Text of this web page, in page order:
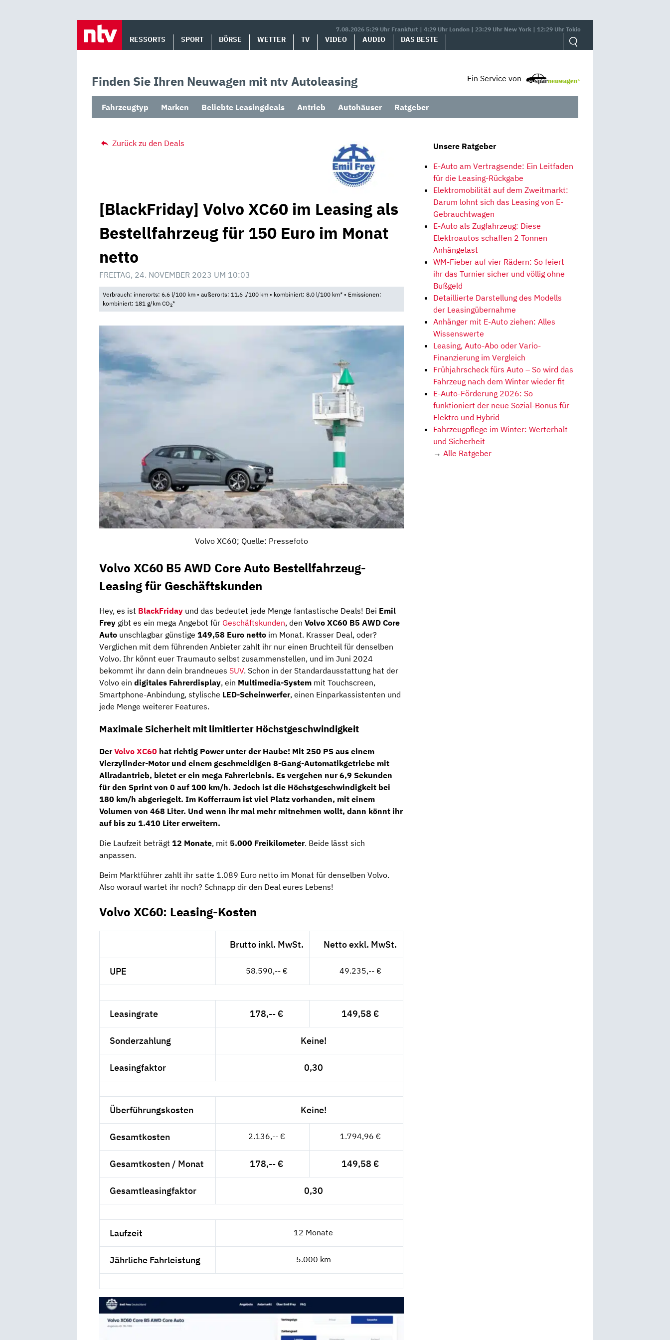
7.08.2026 5:29 Uhr Frankfurt | 4:29 Uhr London | 23:29 Uhr New York | 12:29 Uhr Tokio
RESSORTS SPORT BÖRSE WETTER TV VIDEO AUDIO DAS BESTE
Finden Sie Ihren Neuwagen mit ntv Autoleasing Ein Service von
Fahrzeugtyp Marken Beliebte Leasingdeals Antrieb Autohäuser Ratgeber
Zurück zu den Deals
[BlackFriday] Volvo XC60 im Leasing als
Bestellfahrzeug für 150 Euro im Monat
netto
FREITAG, 24. NOVEMBER 2023 UM 10:03
Verbrauch: innerorts: 6,6 l/100 km • außerorts: 11,6 l/100 km • kombiniert: 8,0 l/100 km* • Emissionen:
kombiniert: 181 g/km CO2*
Volvo XC60; Quelle: Pressefoto
Volvo XC60 B5 AWD Core Auto Bestellfahrzeug-
Leasing für Geschäftskunden
Hey, es ist BlackFriday und das bedeutet jede Menge fantastische Deals! Bei Emil
Frey gibt es ein mega Angebot für Geschäftskunden, den Volvo XC60 B5 AWD Core
Auto unschlagbar günstige 149,58 Euro netto im Monat. Krasser Deal, oder?
Verglichen mit dem führenden Anbieter zahlt ihr nur einen Bruchteil für denselben
Volvo. Ihr könnt euer Traumauto selbst zusammenstellen, und im Juni 2024
bekommt ihr dann dein brandneues SUV. Schon in der Standardausstattung hat der
Volvo ein digitales Fahrerdisplay, ein Multimedia-System mit Touchscreen,
Smartphone-Anbindung, stylische LED-Scheinwerfer, einen Einparkassistenten und
jede Menge weiterer Features.
Maximale Sicherheit mit limitierter Höchstgeschwindigkeit
DerVolvo XC60 hat richtig Power unter der Haube! Mit 250 PS aus einem
Vierzylinder-Motorund einem geschmeidigen 8-Gang-Automatikgetriebe mit
Allradantrieb, bietet er ein mega Fahrerlebnis. Es vergehen nur 6,9 Sekunden
für den Sprint von 0 auf 100 km/h. Jedoch ist die Höchstgeschwindigkeit bei
180 km/h abgeriegelt. Im Kofferraum ist viel Platz vorhanden, mit einem
Volumen von 468 Liter. Und wenn ihr mal mehr mitnehmen wollt, dann könnt ihr
auf bis zu 1.410 Liter erweitern.
Die Laufzeit beträgt 12 Monate, mit 5.000 Freikilometer. Beide lässt sich
anpassen.
Beim Marktführer zahlt ihr satte 1.089 Euro netto im Monat für denselben Volvo.
Also worauf wartet ihr noch? Schnapp dir den Deal eures Lebens!
Volvo XC60: Leasing-Kosten
Brutto inkl. MwSt. Netto exkl. MwSt.
UPE 58.590,-- € 49.235,-- €
Leasingrate 178,-- € 149,58 €
Sonderzahlung Keine!
Leasingfaktor 0,30
Überführungskosten Keine!
Gesamtkosten 2.136,-- € 1.794,96 €
Gesamtkosten / Monat 178,-- € 149,58 €
Gesamtleasingfaktor 0,30
Laufzeit 12 Monate
Jährliche Fahrleistung 5.000 km
Unsere Ratgeber
E-Auto am Vertragsende: Ein Leitfaden
für die Leasing-Rückgabe
Elektromobilität auf dem Zweitmarkt:
Darum lohnt sich das Leasing von E-
Gebrauchtwagen
E-Auto als Zugfahrzeug: Diese
Elektroautos schaffen 2 Tonnen
Anhängelast
WM-Fieber auf vier Rädern: So feiert
ihr das Turnier sicher und völlig ohne
Bußgeld
Detaillierte Darstellung des Modells
der Leasingübernahme
Anhänger mit E-Auto ziehen: Alles
Wissenswerte
Leasing, Auto-Abo oder Vario-
Finanzierung im Vergleich
Frühjahrscheck fürs Auto – So wird das
Fahrzeug nach dem Winter wieder fit
E-Auto-Förderung 2026: So
funktioniert der neue Sozial-Bonus für
Elektro und Hybrid
Fahrzeugpflege im Winter: Werterhalt
und Sicherheit
→ Alle Ratgeber